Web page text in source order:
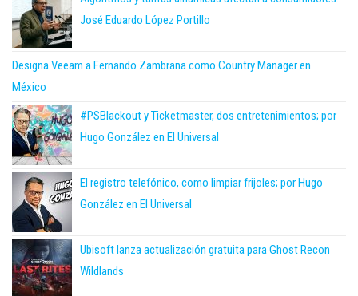
José Eduardo López Portillo
Designa Veeam a Fernando Zambrana como Country Manager en
México
#PSBlackout y Ticketmaster, dos entretenimientos; por
Hugo González en El Universal
El registro telefónico, como limpiar frijoles; por Hugo
González en El Universal
Ubisoft lanza actualización gratuita para Ghost Recon
Wildlands